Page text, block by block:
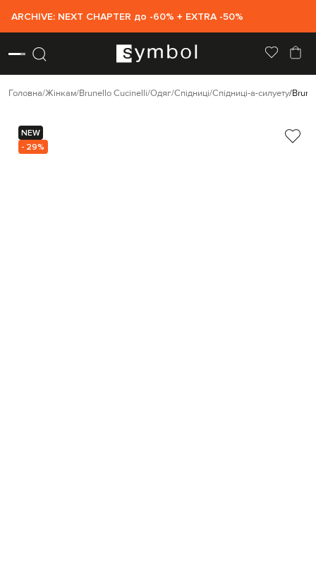
ARCHIVE: NEXT CHAPTER до -60% + EXTRA -50%
Головна Жінкам Brunello Cucinelli Одяг Спідниці Спідниці-а-силуету
NEW
- 29%